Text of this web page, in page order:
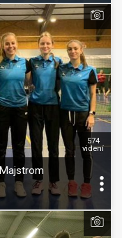
574
videní